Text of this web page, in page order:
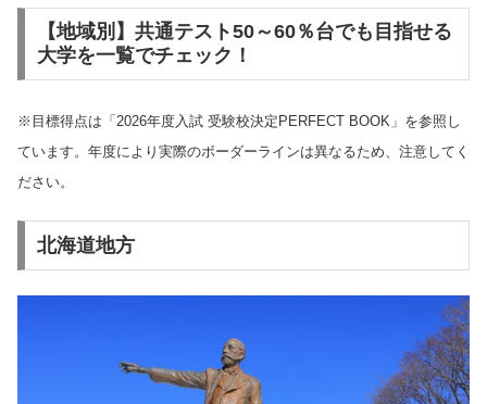
【地域別】共通テスト50～60％台でも目指せる
大学を一覧でチェック！
※目標得点は「2026年度入試 受験校決定PERFECT BOOK」を参照し
ています。年度により実際のボーダーラインは異なるため、注意してく
ださい。
北海道地方